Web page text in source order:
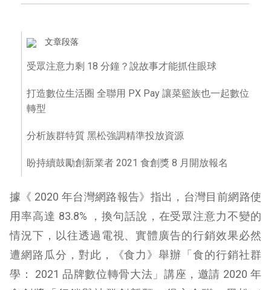
文章段落
受眾注意力剩 18 分鐘？說故事才能抓住眼球
打造數位生活圈 全聯用 PX Pay 讓菜籃族也一起數位
轉型
分析族群特質 黑松強調精準投放資源
盼持續鼓勵創新業者 2021 食創獎 8 月開放報名
據《 2020 年台灣網路報告》指出，台灣目前網路使
用率高達 83.8% ，換句話說，在受眾注意力不變的
情況下，以往透過電視、實體廣告的行銷效果必然
遭網路瓜分，對此，《食力》舉辦「食的行銷社群
學： 2021 品牌數位轉骨大法」講座，邀請 2020 年